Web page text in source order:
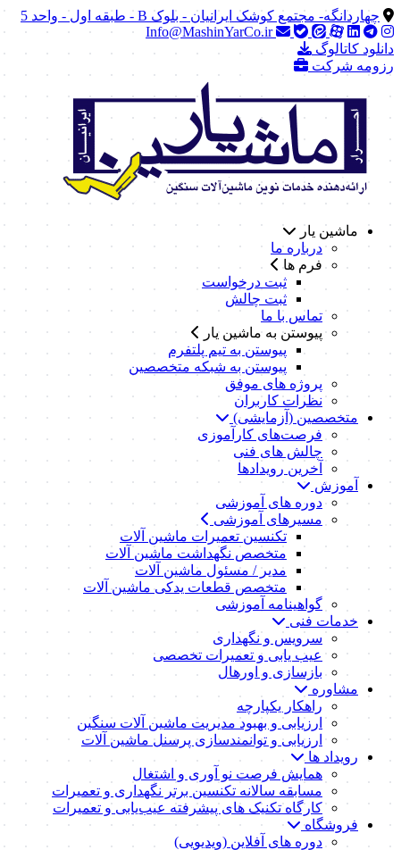
چهاردانگه- مجتمع کوشک ایرانیان - بلوک B - طبقه اول - واحد 5
Info@MashinYarCo.ir
دانلود کاتالوگ
رزومه شرکت
ماشین یار
درباره ما
فرم ها
ثبت درخواست
ثبت چالش
تماس با ما
پیوستن به ماشین یار
پیوستن به تیم پلتفرم
پیوستن به شبکه متخصصین
پروژه های موفق
نظرات کاربران
متخصصین (آزمایشی)
فرصت‌های کارآموزی
چالش های فنی
آخرین رویدادها
آموزش
دوره های آموزشی
مسیرهای آموزشی
تکنسین تعمیرات ماشین آلات
متخصص نگهداشت ماشین آلات
مدیر / مسئول ماشین آلات
متخصص قطعات یدکی ماشین آلات
گواهینامه آموزشی
خدمات فنی
سرویس و نگهداری
عیب یابی و تعمیرات تخصصی
بازسازی و اورهال
مشاوره
راهکار یکپارچه
ارزیابی و بهبود مدیریت ماشین آلات سنگین
ارزیابی و توانمندسازی پرسنل ماشین آلات
رویداد ها
همایش فرصت نو آوری و اشتغال
مسابقه سالانه تکنسین برتر نگهداری و تعمیرات
کارگاه تکنیک‌ های پیشرفته عیب‌یابی و تعمیرات
فروشگاه
دوره های آفلاین (ویدیویی)